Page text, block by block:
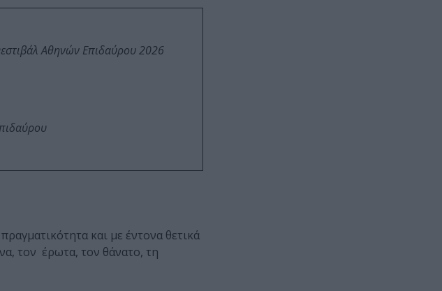
Αθηνών Επιδαύρου 2026
και με έντονα θετικά
τον έρωτα, τον θάνατο, τη